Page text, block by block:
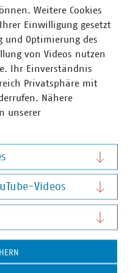
Weitere Cookies
Einwilligung gesetzt
und Optimierung des
von Videos nutzen
Ihr Einverständnis
Privatsphäre mit
Nähere
unserer
Videos
Videos